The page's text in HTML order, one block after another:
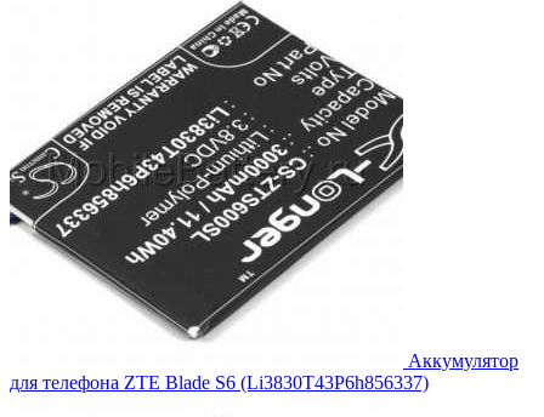
1,584.00₽.
Аккумулятор
для телефона ZTE Blade S6 (Li3830T43P6h856337)